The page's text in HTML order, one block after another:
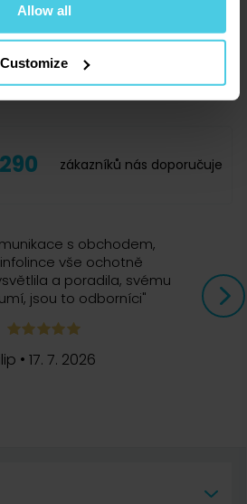
Allow all
Customize
je vysoká 7,5 cm, v nejnižší části (u
má mírně svažitý horní
části je vysoká 7,5 cm, v
Přihlásit se
zákazníků nás doporučuje
s obchodem,
vše ochotně
a poradila, svému
jsou to odborníci"
•17. 7. 2026